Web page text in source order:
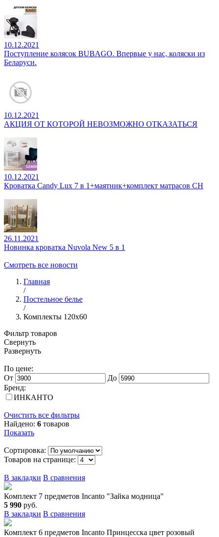
10.12.2021
Поступление колясок BUBAGO. Впервые у нас, коляски из
Беларуси.
10.12.2021
АКЦИЯ ОТ КОТОРОЙ НЕВОЗМОЖНО ОТКАЗАТЬСЯ
10.12.2021
Кроватка Candy Lux 7 в 1+маятник+комплект матрасов CH
26.11.2021
Новинка кроватка Nuvola New 5 в 1
Смотреть все новости
Главная
/
Постельное белье
/
Комплекты 120х60
Фильтр товаров
Свернуть
Развернуть
По цене:
От
До
Бренд:
ИНКАНТО
Очистить все фильтры
Найдено: 6 товаров
Показать
Сортировка:
Товаров на странице:
В закладки В сравнения
Комплект 7 предметов Incanto "Зайка модница"
5 990 руб.
В закладки В сравнения
Комплект 6 предметов Incanto Принцесска цвет розовый